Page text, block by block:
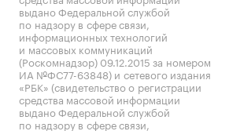
выдано Федеральной службой
по надзору в сфере связи,
информационных технологий
и массовых коммуникаций
(Роскомнадзор) 09.12.2015 за номером
ИА №ФС77-63848) и сетевого издания
«РБК» (свидетельство о регистрации
средства массовой информации
выдано Федеральной службой
по надзору в сфере связи,